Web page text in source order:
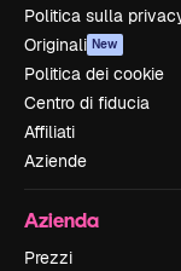
Politica sulla
Originali New
Politica dei cookie
Centro di fiducia
Affiliati
Aziende
Azienda
Prezzi